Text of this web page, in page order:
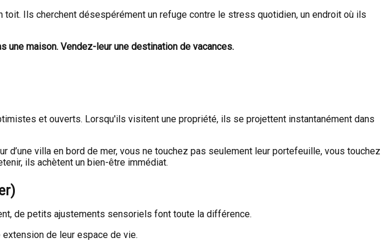
Ils cherchent désespérément un refuge contre le stress quotidien, un endroit où ils
une maison. Vendez-leur une destination de vacances.
et ouverts. Lorsqu'ils visitent une propriété, ils se projettent instantanément dans
villa en bord de mer, vous ne touchez pas seulement leur portefeuille, vous touchez
ils achètent un bien-être immédiat.
de petits ajustements sensoriels font toute la différence.
de leur espace de vie.